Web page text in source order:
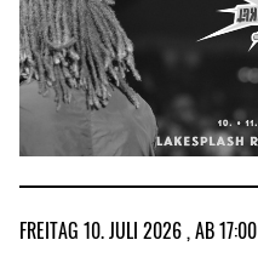
FREITAG 10. JULI 2026 , AB 17:00